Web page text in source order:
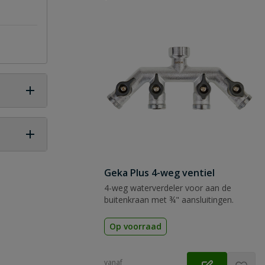
Geka Plus 4-weg ventiel
4-weg waterverdeler voor aan de
buitenkraan met ¾" aansluitingen.
Op voorraad
vanaf